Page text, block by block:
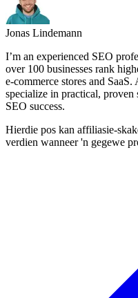
Jonas Lindemann
I’m an experienced SEO
over 100 businesses rank
e-commerce stores and
specialize in practical,
SEO success.
Hierdie pos kan affiliasie-
verdien wanneer 'n gegewe